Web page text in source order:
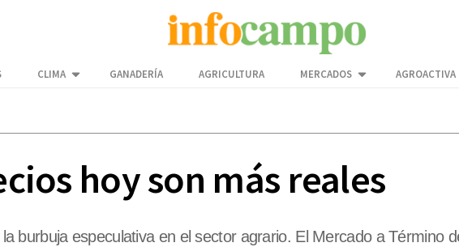
CLIMA GANADERÍA AGRICULTURA MERCADOS AGROACTIVA
hoy son más reales
burbuja especulativa en el sector agrario. El Mercado a Término